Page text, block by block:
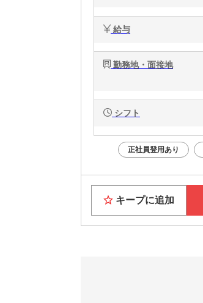
給与
勤務地・面接地
シフト
正社員登用あり
キープに追加